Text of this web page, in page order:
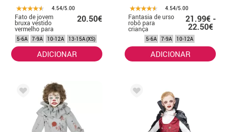
4.54/5.00
Fato de jovem
bruxa vestido
vermelho para
menina
20.50€
5-6A 7-9A 10-12A 13-15A (XS)
ADICIONAR
4.54/5.00
Fantasia de urso
robô para
criança
21.99€ -
22.50€
5-6A 7-9A 10-12A
ADICIONAR